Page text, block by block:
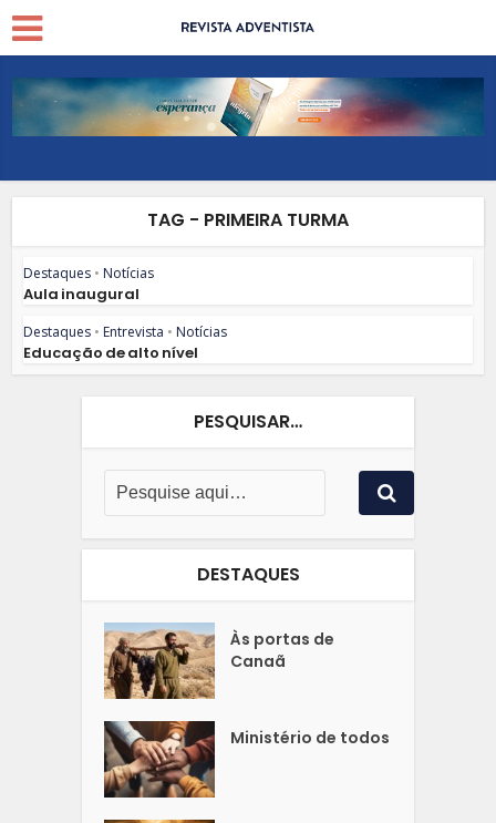
TAG - PRIMEIRA TURMA
Destaques • Notícias
Aula inaugural
Destaques • Entrevista • Notícias
Educação de alto nível
PESQUISAR…
DESTAQUES
Às portas de
Canaã
Ministério de todos